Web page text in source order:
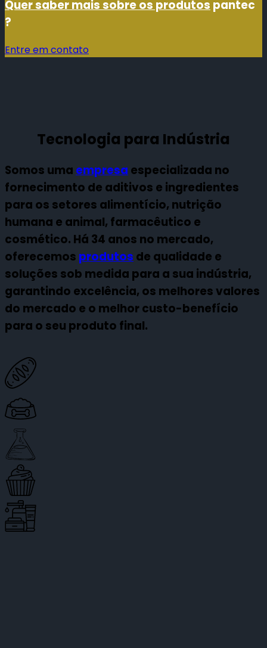
Quer saber mais sobre os produtos pantec
?
Entre em contato
Tecnologia para Indústria
Somos uma empresa especializada no
fornecimento de aditivos e ingredientes
para os setores alimentício, nutrição
humana e animal, farmacêutico e
cosmético. Há 34 anos no mercado,
oferecemos produtos de qualidade e
soluções sob medida para a sua indústria,
garantindo excelência, os melhores valores
do mercado e o melhor custo-benefício
para o seu produto final.